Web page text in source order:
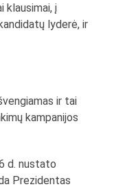
klausimai, į
lyderė, ir
ir tai
kampanijos
d. nustato
Prezidentas